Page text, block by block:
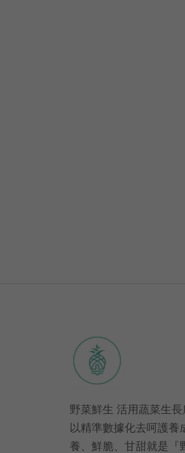
野菜鮮生 活用蔬菜生
以精準數據化去呵護
養、鮮脆、甘甜就是『